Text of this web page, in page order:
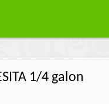
1/4 galon